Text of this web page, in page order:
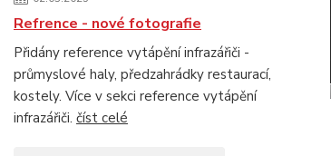
Refrence - nové fotografie
Přidány reference vytápění infrazářiči -
průmyslové haly, předzahrádky restaurací,
kostely. Více v sekci reference vytápění
infrazářiči. číst celé